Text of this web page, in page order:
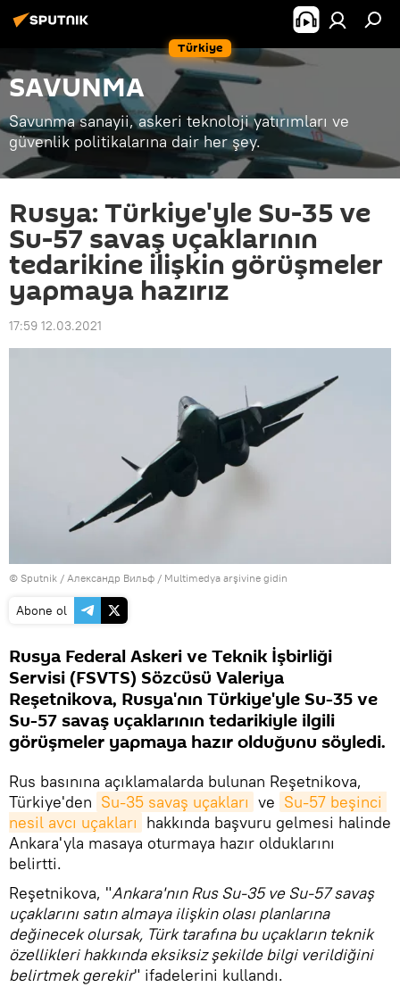
Türkiye
SAVUNMA
Savunma sanayii, askeri teknoloji yatırımları ve
güvenlik politikalarına dair her şey.
Rusya: Türkiye'yle Su-35 ve
Su-57 savaş uçaklarının
tedarikine ilişkin görüşmeler
yapmaya hazırız
17:59 12.03.2021
© Sputnik / Александр Вильф / Multimedya arşivine gidin
Abone ol
Rusya Federal Askeri ve Teknik İşbirliği
Servisi (FSVTS) Sözcüsü Valeriya
Reşetnikova, Rusya'nın Türkiye'yle Su-35 ve
Su-57 savaş uçaklarının tedarikiyle ilgili
görüşmeler yapmaya hazır olduğunu söyledi.
Rus basınına açıklamalarda bulunan Reşetnikova,
Türkiye'den Su-35 savaş uçakları ve Su-57 beşinci
nesil avcı uçakları hakkında başvuru gelmesi halinde
Ankara'yla masaya oturmaya hazır olduklarını
belirtti.
Reşetnikova, "Ankara'nın Rus Su-35 ve Su-57 savaş
uçaklarını satın almaya ilişkin olası planlarına
değinecek olursak, Türk tarafına bu uçakların teknik
özellikleri hakkında eksiksiz şekilde bilgi verildiğini
belirtmek gerekir" ifadelerini kullandı.